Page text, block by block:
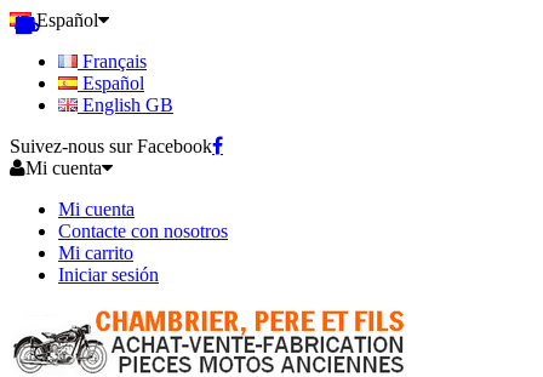
Español
Français
Español
English GB
Suivez-nous sur Facebook
Mi cuenta
Mi cuenta
Contacte con nosotros
Mi carrito
Iniciar sesión